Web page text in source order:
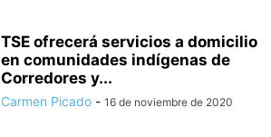
TSE ofrecerá servicios a domicilio
en comunidades indígenas de
Corredores y...
Carmen Picado - 16 de noviembre de 2020